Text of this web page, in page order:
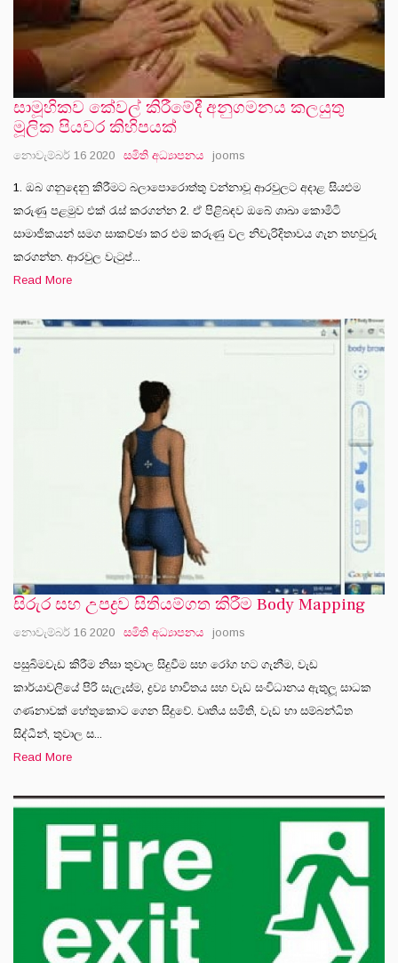
සාමූහිකව කේවල් කිරීමේදී අනුගමනය කලයුතු
මූලික පියවර කිහිපයක්
නොවැම්බර් 16 2020 සමිති අධ්‍යාපනය jooms
1. ඔබ ගනුදෙනු කිරීමට බලාපොරොත්තු වන්නාවූ ආරවුලට අදාළ සියළුම
කරුණු පළමුව එක් රැස් කරගන්න 2. ඒ පිළිබඳව ඔබේ ශාඛා කොමිටි
සාමාජිකයන් සමග සාකච්ඡා කර එම කරුණු වල නිවැරිදිතාවය ගැන තහවුරු
කරගන්න. ආරවුල වැටුප්...
Read More
සිරුර සහ උපද්‍රව සිතියම්ගත කිරීම Body Mapping
නොවැම්බර් 16 2020 සමිති අධ්‍යාපනය jooms
පසුබිමවැඩ කිරීම නිසා තුවාල සිදුවීම සහ රෝග හට ගැනීම, වැඩ
කාර්යාවලියේ පිරි සැලැස්ම, ද්‍රව්‍ය භාවිතය සහ වැඩ සංවිධානය ඇතුලූ සාධක
ගණනාවක් හේතුකොට ගෙන සිදුවේ. වෘතිය සමිති, වැඩ හා සම්බන්ධිත
සිද්ධීන්, තුවාල ස...
Read More